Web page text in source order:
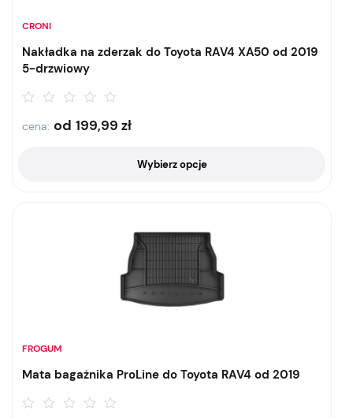
CRONI
Nakładka na zderzak do Toyota RAV4 XA50 od 2019
5-drzwiowy
cena: od 199,99 zł
Wybierz opcje
FROGUM
Mata bagażnika ProLine do Toyota RAV4 od 2019